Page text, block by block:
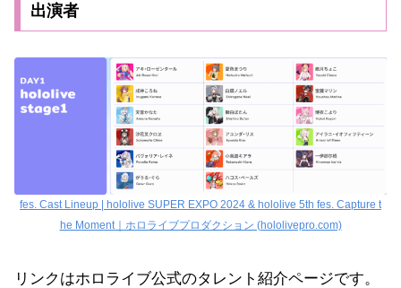
出演者
fes. Cast Lineup | hololive SUPER EXPO 2024 & hololive 5th fes. Capture t
he Moment｜ホロライブプロダクション (hololivepro.com)
リンクはホロライブ公式のタレント紹介ページです。